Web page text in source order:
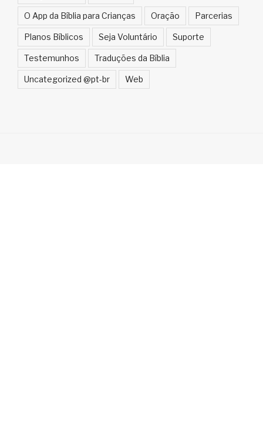
O App da Bíblia para Crianças Oração Parcerias
Planos Bíblicos Seja Voluntário Suporte
Testemunhos Traduções da Bíblia
Uncategorized @pt-br Web